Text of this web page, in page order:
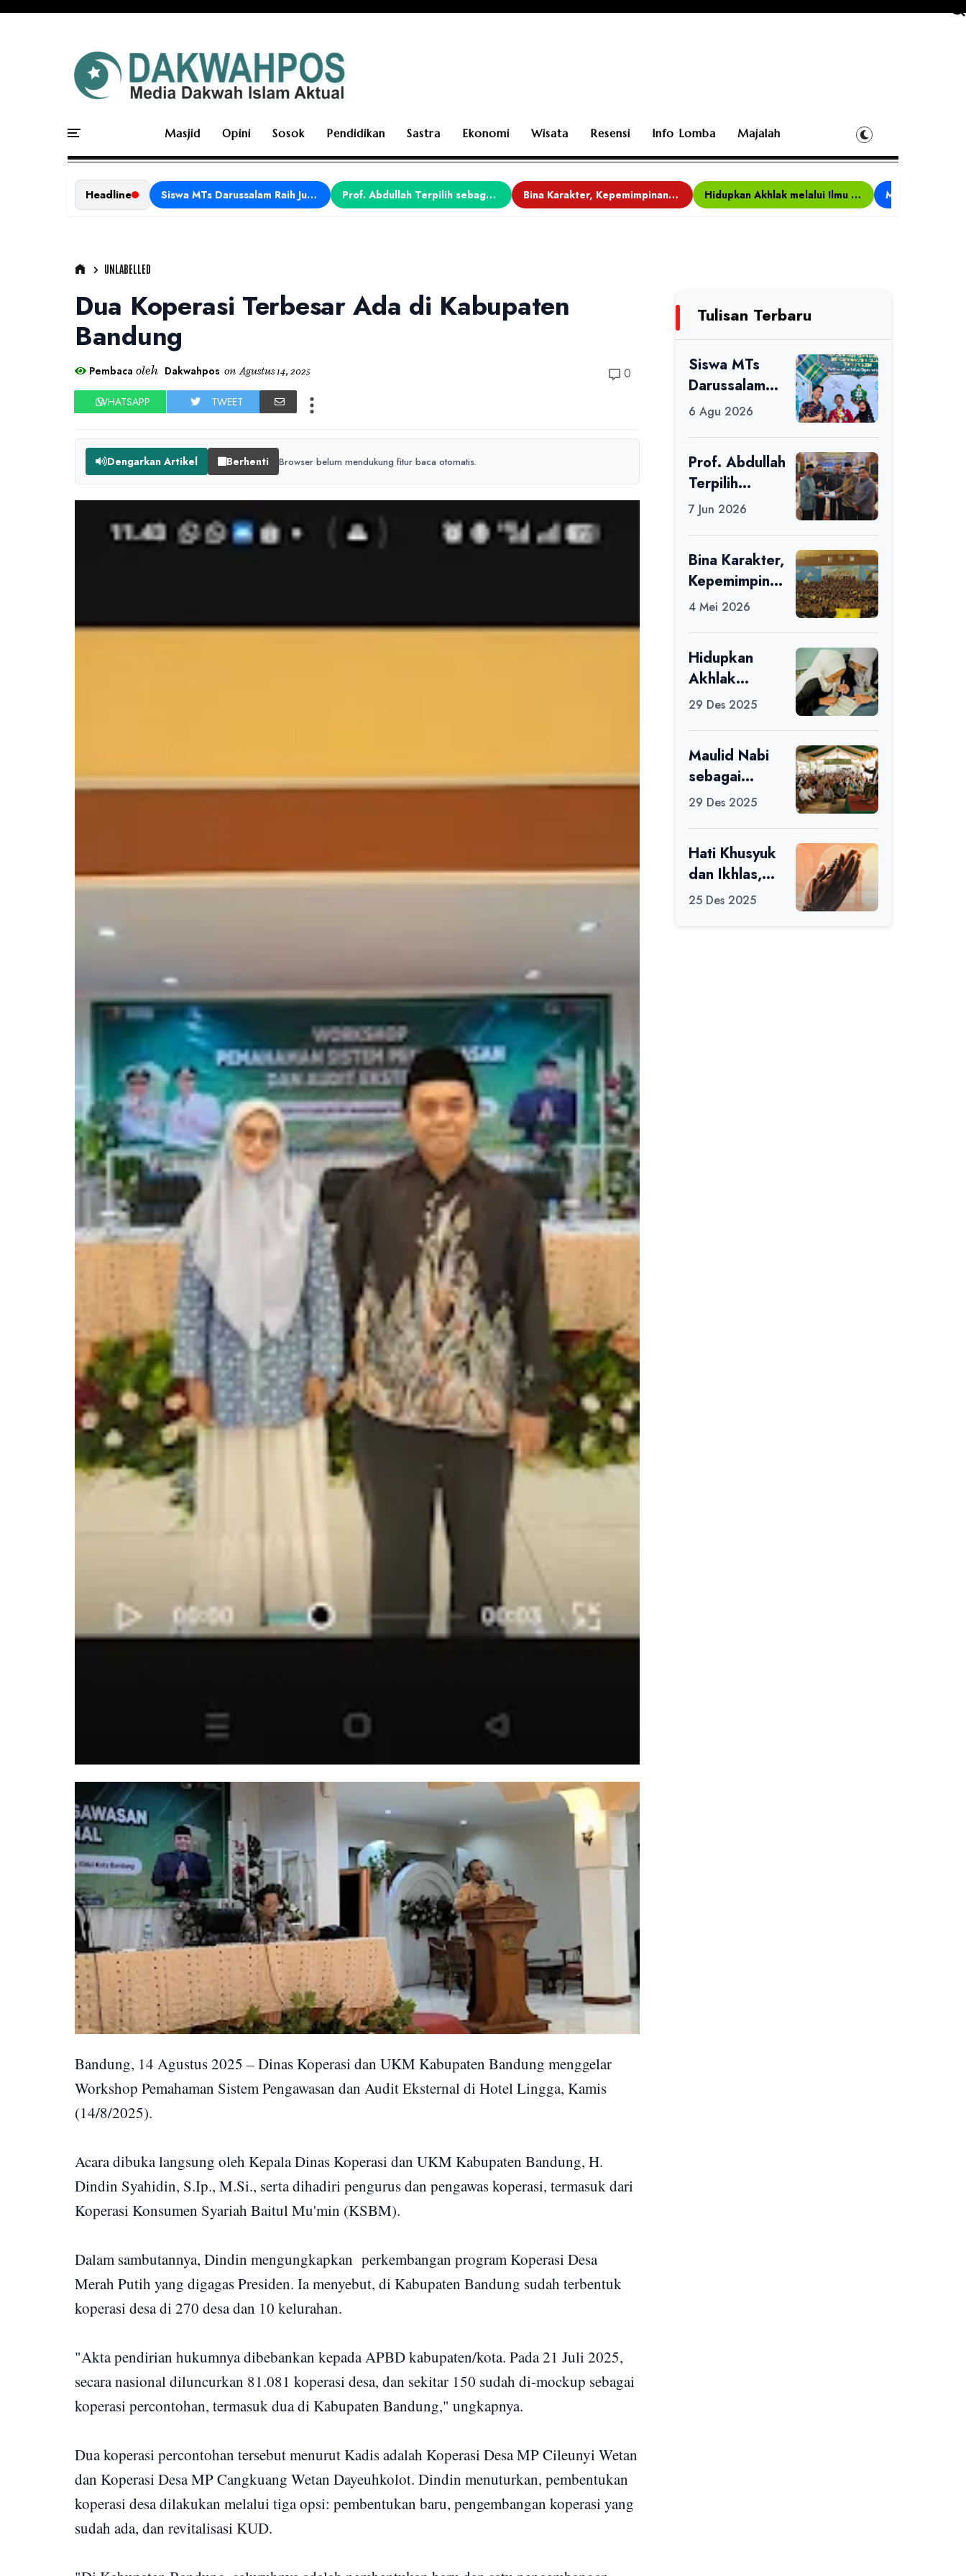
Masjid Opini Sosok Pendidikan Sastra Ekonomi Wisata Resensi Info Lomba Majalah
Headline Siswa MTs Darussalam Raih Juara 1 dalam Porseni Tingkat Kabupaten Ciamis Tahun 2026 Prof. Abdullah Terpilih sebagai Ketua APDII Periode 2026–2030 Bina Karakter, Kepemimpinan, dan Kemandirian, 117 Peserta Ikuti Alfaro Camp di MAN 1 Darussalam Ciamis Hidupkan Akhlak melalui Ilmu yang Diamalkan
UNLABELLED
Dua Koperasi Terbesar Ada di Kabupaten
Bandung
Pembaca oleh Dakwahpos on Agustus 14, 2025 0
WHATSAPP TWEET
Dengarkan Artikel Berhenti Browser belum mendukung fitur baca otomatis.
Bandung, 14 Agustus 2025 – Dinas Koperasi dan UKM Kabupaten Bandung menggelar
Workshop Pemahaman Sistem Pengawasan dan Audit Eksternal di Hotel Lingga, Kamis
(14/8/2025).
Acara dibuka langsung oleh Kepala Dinas Koperasi dan UKM Kabupaten Bandung, H.
Dindin Syahidin, S.Ip., M.Si., serta dihadiri pengurus dan pengawas koperasi, termasuk dari
Koperasi Konsumen Syariah Baitul Mu'min (KSBM).
Dalam sambutannya, Dindin mengungkapkan perkembangan program Koperasi Desa
Merah Putih yang digagas Presiden. Ia menyebut, di Kabupaten Bandung sudah terbentuk
koperasi desa di 270 desa dan 10 kelurahan.
"Akta pendirian hukumnya dibebankan kepada APBD kabupaten/kota. Pada 21 Juli 2025,
secara nasional diluncurkan 81.081 koperasi desa, dan sekitar 150 sudah di-mockup sebagai
koperasi percontohan, termasuk dua di Kabupaten Bandung," ungkapnya.
Dua koperasi percontohan tersebut menurut Kadis adalah Koperasi Desa MP Cileunyi Wetan
dan Koperasi Desa MP Cangkuang Wetan Dayeuhkolot. Dindin menuturkan, pembentukan
koperasi desa dilakukan melalui tiga opsi: pembentukan baru, pengembangan koperasi yang
sudah ada, dan revitalisasi KUD.
Tulisan Terbaru
Siswa MTs
Darussalam
Raih Juara 1
Kabupaten
Ciamis Tahun
2026
6 Agu 2026
Prof. Abdullah
Terpilih
sebagai Ketua
7 Jun 2026
Bina Karakter,
Kepemimpinan
, dan
Ikuti Alfaro
Camp di MAN
1 Darussalam
Ciamis
4 Mei 2026
Hidupkan
Akhlak
melalui Ilmu
29 Des 2025
Maulid Nabi
sebagai
Momentum
29 Des 2025
Hati Khusyuk
dan Ikhlas,
Jadi Esensi
25 Des 2025